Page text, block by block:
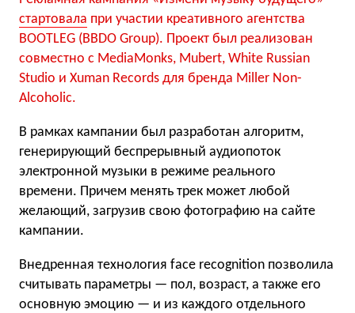
стартовала при участии креативного агентства
BOOTLEG (BBDO Group). Проект был реализован
совместно с MediaMonks, Mubert, White Russian
Studio и Xuman Records для бренда Miller Non-
Alcoholic.
В рамках кампании был разработан алгоритм,
генерирующий беспрерывный аудиопоток
электронной музыки в режиме реального
времени. Причем менять трек может любой
желающий, загрузив свою фотографию на сайте
кампании.
Внедренная технология face recognition позволила
считывать параметры — пол, возраст, а также его
основную эмоцию — и из каждого отдельного